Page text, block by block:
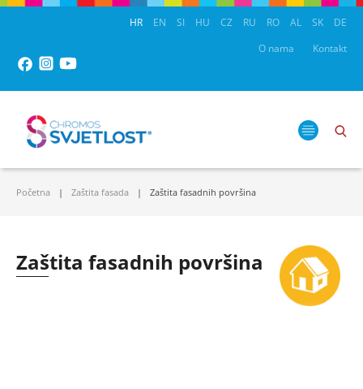
HR EN SI HU CZ RU RO AL SK
DE
O nama
Kontakt
Početna Zaštita fasada Zaštita fasadnih površina
Zaštita fasadnih površina